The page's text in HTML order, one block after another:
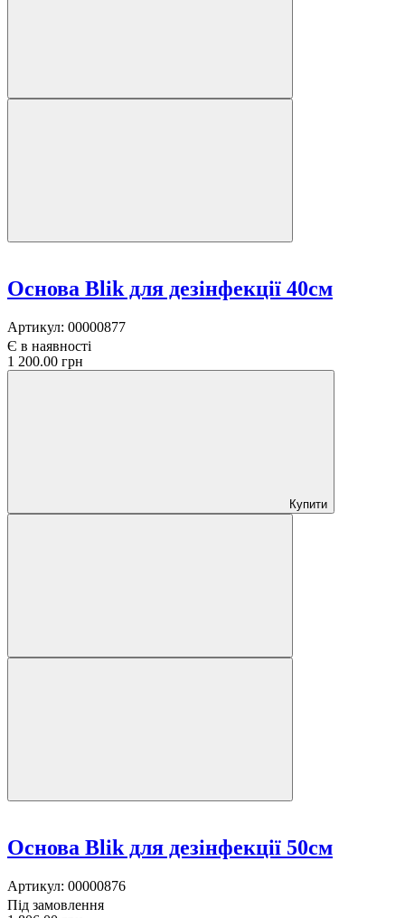
Основа Blik для дезінфекції 40см
Артикул: 00000877
Є в наявності
1 200.00 грн
Купити
Основа Blik для дезінфекції 50см
Артикул: 00000876
Під замовлення